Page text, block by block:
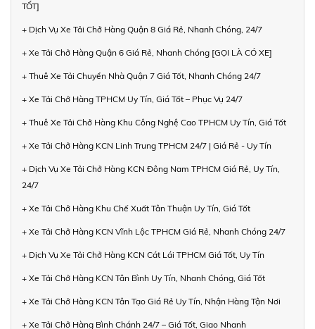
TỐT]
+ Dịch Vụ Xe Tải Chở Hàng Quận 8 Giá Rẻ, Nhanh Chóng, 24/7
+ Xe Tải Chở Hàng Quận 6 Giá Rẻ, Nhanh Chóng [GỌI LÀ CÓ XE]
+ Thuê Xe Tải Chuyển Nhà Quận 7 Giá Tốt, Nhanh Chóng 24/7
+ Xe Tải Chở Hàng TPHCM Uy Tín, Giá Tốt – Phục Vụ 24/7
+ Thuê Xe Tải Chở Hàng Khu Công Nghệ Cao TPHCM Uy Tín, Giá Tốt
+ Xe Tải Chở Hàng KCN Linh Trung TPHCM 24/7 | Giá Rẻ - Uy Tín
+ Dịch Vụ Xe Tải Chở Hàng KCN Đông Nam TPHCM Giá Rẻ, Uy Tín,
24/7
+ Xe Tải Chở Hàng Khu Chế Xuất Tân Thuận Uy Tín, Giá Tốt
+ Xe Tải Chở Hàng KCN Vĩnh Lộc TPHCM Giá Rẻ, Nhanh Chóng 24/7
+ Dịch Vụ Xe Tải Chở Hàng KCN Cát Lái TPHCM Giá Tốt, Uy Tín
+ Xe Tải Chở Hàng KCN Tân Bình Uy Tín, Nhanh Chóng, Giá Tốt
+ Xe Tải Chở Hàng KCN Tân Tạo Giá Rẻ Uy Tín, Nhận Hàng Tận Nơi
+ Xe Tải Chở Hàng Bình Chánh 24/7 – Giá Tốt, Giao Nhanh